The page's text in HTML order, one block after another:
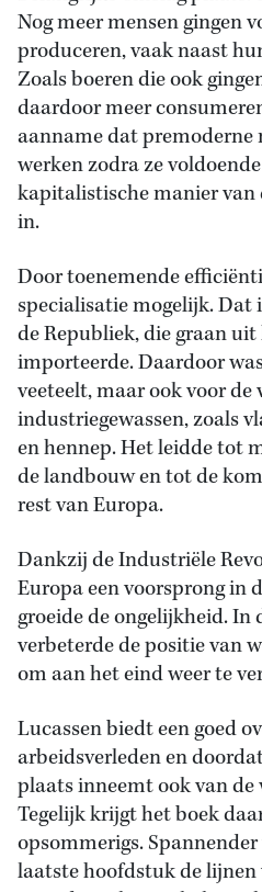
Nog meer mensen gingen
produceren, vaak naast
Zoals boeren die ook
daardoor meer
aanname dat premoderne
werken zodra ze
kapitalistische manier van
in.
Door toenemende
specialisatie mogelijk. Dat
de Republiek, die graan
importeerde. Daardoor
veeteelt, maar ook voor de
industriegewassen, zoals
en hennep. Het leidde tot
de landbouw en tot de
rest van Europa.
Dankzij de Industriële
Europa een voorsprong in
groeide de ongelijkheid. In
verbeterde de positie van
om aan het eind weer te
Lucassen biedt een goed
arbeidsverleden en
plaats inneemt ook van de
Tegelijk krijgt het boek
opsommerigs.
laatste hoofdstuk de